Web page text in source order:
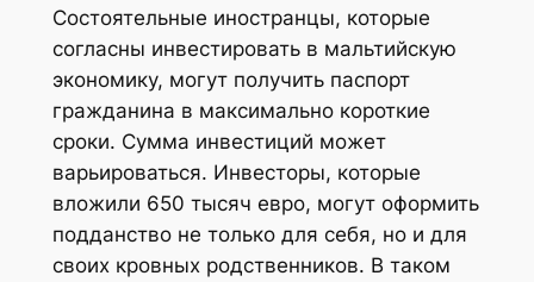
Состоятельные иностранцы, которые
согласны инвестировать в мальтийскую
экономику, могут получить паспорт
гражданина в максимально короткие
сроки. Сумма инвестиций может
варьироваться. Инвесторы, которые
вложили 650 тысяч евро, могут оформить
подданство не только для себя, но и для
своих кровных родственников. В таком